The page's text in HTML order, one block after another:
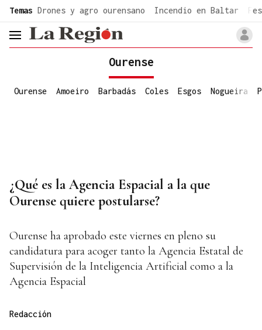
Temas Drones y agro ourensano Incendio en Baltar
header.menu.open
Ourense
Ourense Amoeiro Barbadás Coles Esgos Nogueira
¿Qué es la Agencia Espacial a la que
Ourense quiere postularse?
Ourense ha aprobado este viernes en pleno su
candidatura para acoger tanto la Agencia Estatal de
Supervisión de la Inteligencia Artificial como a la
Agencia Espacial
Redacción